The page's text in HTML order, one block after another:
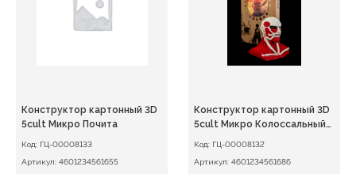
Конструктор картонный 3D
5cult Микро Почита
Код: ГЦ-00008133
Артикул: 4601234561655
Конструктор картонный 3D
5cult Микро Колоссальный
Код: ГЦ-00008132
Артикул: 4601234561686